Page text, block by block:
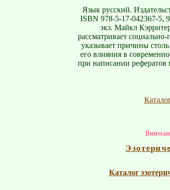
Язык русский.
ISBN 978-5-17-042367-5,
экз. Майкл
рассматривает
указывает причины
его влияния в
при написании рефератов
Каталог